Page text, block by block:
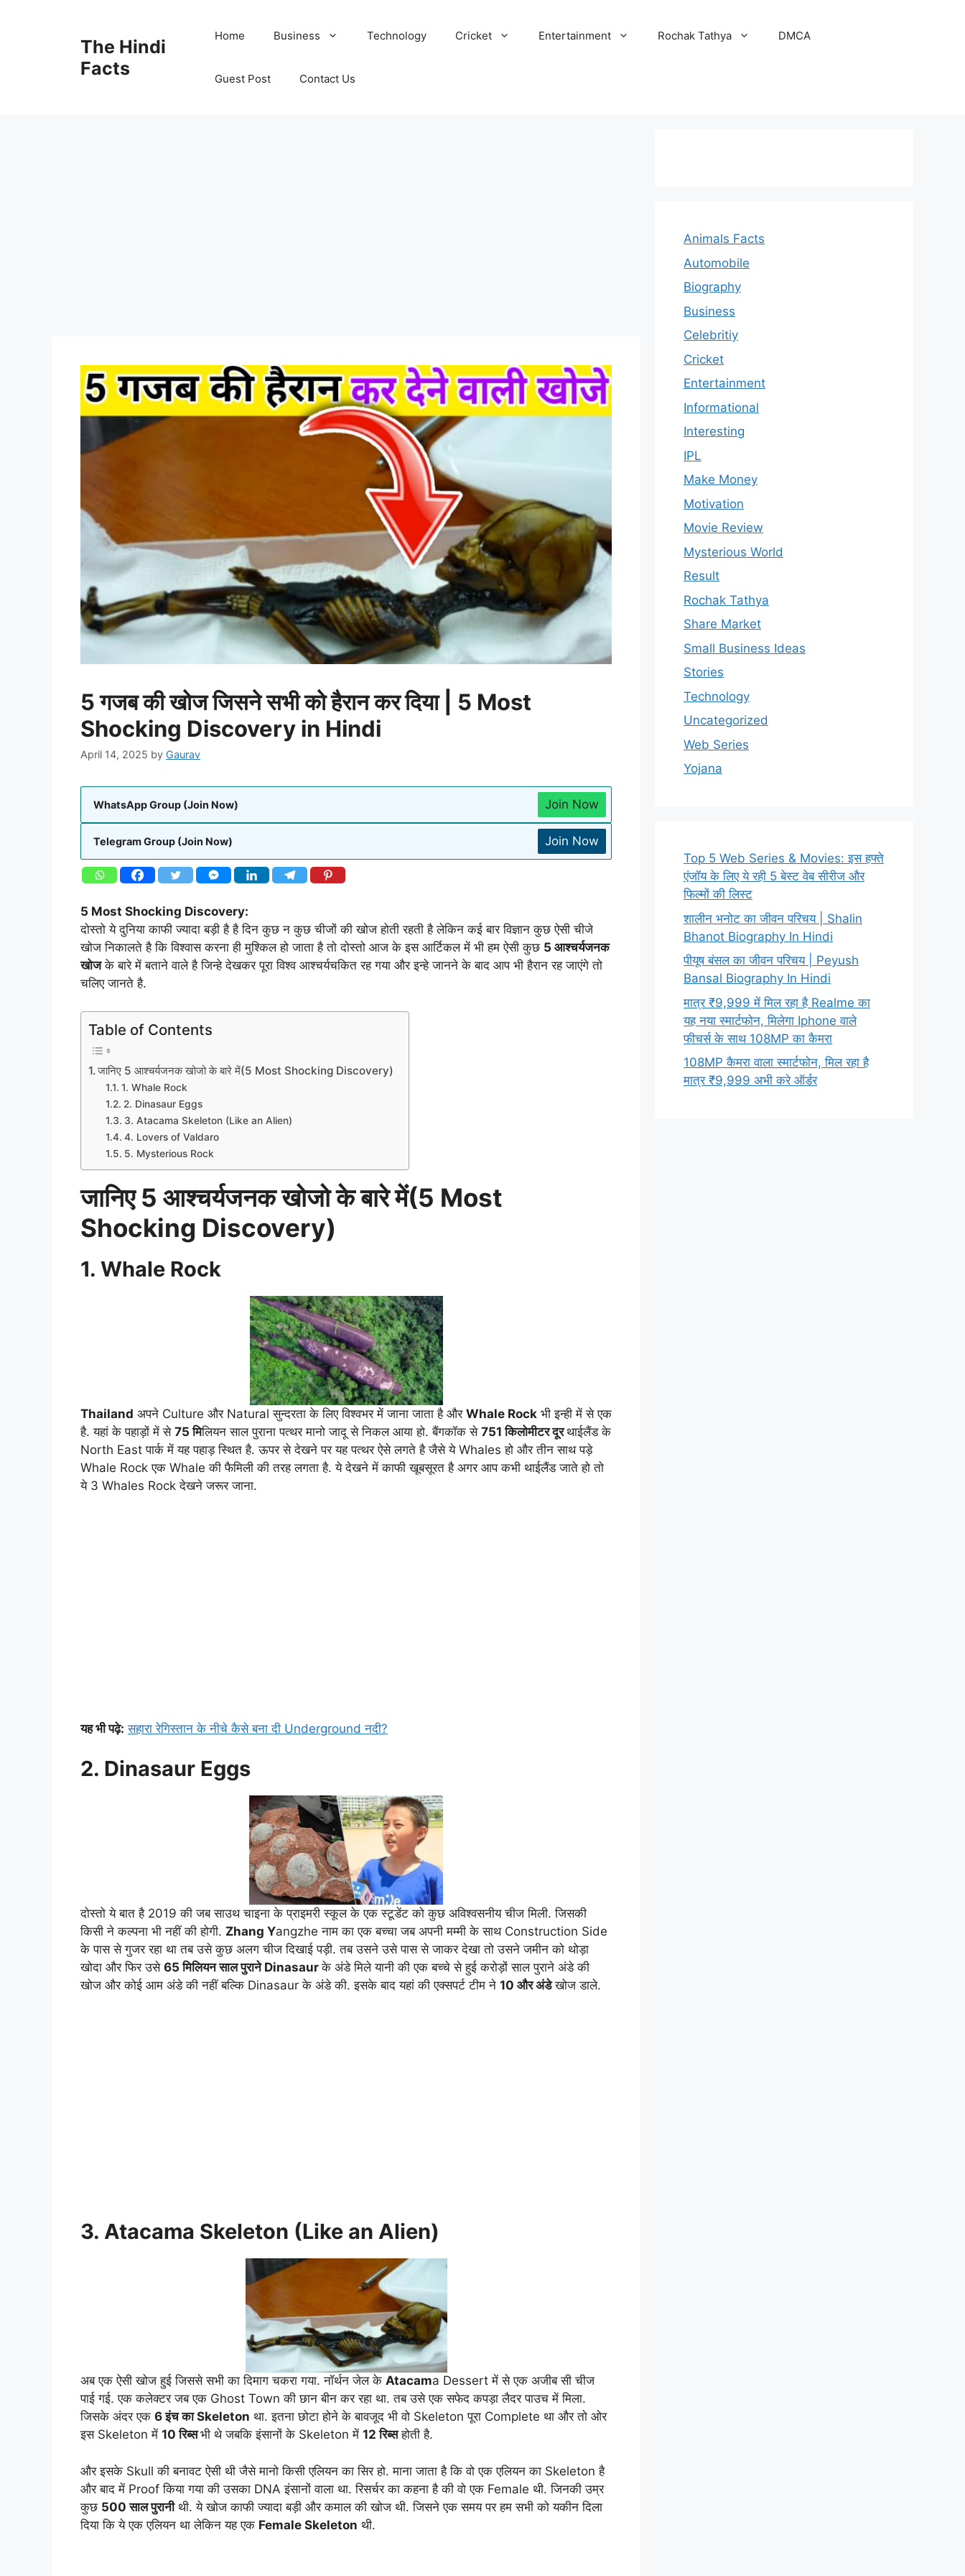
The Hindi
Facts
Home Business Technology Cricket Entertainment Rochak Tathya DMCA
Guest Post Contact Us
5 गजब की खोज जिसने सभी को हैरान कर दिया | 5 Most
Shocking Discovery in Hindi
April 14, 2025 by Gaurav
WhatsApp Group (Join Now) Join Now
Telegram Group (Join Now) Join Now
5 Most Shocking Discovery:
दोस्तो ये दुनिया काफी ज्यादा बड़ी है है दिन कुछ न कुछ चीजों की खोज होती रहती है लेकिन कई बार विज्ञान कुछ ऐसी चीजे
खोज निकालते है कि विश्वास करना ही मुश्किल हो जाता है तो दोस्तो आज के इस आर्टिकल में भी हम ऐसी कुछ 5 आश्चर्यजनक
खोजके बारे में बताने वाले है जिन्हे देखकर पूरा विश्व आश्चर्यचकित रह गया और इन्हे जानने के बाद आप भी हैरान रह जाएंगे तो
चलिए जानते है.
Table of Contents
जानिए 5 आश्चर्यजनक खोजो के बारे में(5 Most Shocking Discovery)
1. Whale Rock
2. Dinasaur Eggs
3. Atacama Skeleton (Like an Alien)
4. Lovers of Valdaro
5. Mysterious Rock
जानिए 5 आश्चर्यजनक खोजो के बारे में(5 Most
Shocking Discovery)
1. Whale Rock
Thailand अपने Culture और Natural सुन्दरता के लिए विश्वभर में जाना जाता है और Whale Rock भी इन्ही में से एक
है. यहां के पहाड़ों में से 75 मिलियन साल पुराना पत्थर मानो जादू से निकल आया हो. बैंगकॉक से 751 किलोमीटर दूरथाईलैंड के
North East पार्क में यह पहाड़ स्थित है. ऊपर से देखने पर यह पत्थर ऐसे लगते है जैसे ये Whales हो और तीन साथ पड़े
Whale Rock एक Whale की फैमिली की तरह लगता है. ये देखने में काफी खूबसूरत है अगर आप कभी थाईलैंड जाते हो तो
ये 3 Whales Rock देखने जरूर जाना.
यह भी पढ़े: सहारा रेगिस्तान के नीचे कैसे बना दी Underground नदी?
2. Dinasaur Eggs
दोस्तो ये बात है 2019 की जब साउथ चाइना के प्राइमरी स्कूल के एक स्टूडेंट को कुछ अविश्वसनीय चीज मिली. जिसकी
किसी ने कल्पना भी नहीं की होगी. Zhang Yangzhe नाम का एक बच्चा जब अपनी मम्मी के साथ Construction Side
के पास से गुजर रहा था तब उसे कुछ अलग चीज दिखाई पड़ी. तब उसने उसे पास से जाकर देखा तो उसने जमीन को थोड़ा
खोदा और फिर उसे 65 मिलियन साल पुराने Dinasaurके अंडे मिले यानी की एक बच्चे से हुई करोड़ों साल पुराने अंडे की
खोज और कोई आम अंडे की नहीं बल्कि Dinasaur के अंडे की. इसके बाद यहां की एक्सपर्ट टीम ने 10 और अंडेखोज डाले.
3. Atacama Skeleton (Like an Alien)
अब एक ऐसी खोज हुई जिससे सभी का दिमाग चकरा गया. नॉर्थन जेल के Atacama Dessert में से एक अजीब सी चीज
पाई गई. एक कलेक्टर जब एक Ghost Town की छान बीन कर रहा था. तब उसे एक सफेद कपड़ा लैदर पाउच में मिला.
जिसके अंदर एक 6 इंच का Skeleton था. इतना छोटा होने के बावजूद भी वो Skeleton पूरा Complete था और तो ओर
इस Skeleton में 10 रिब्सभी थे जबकि इंसानों के Skeleton में 12 रिब्सहोती है.
और इसके Skull की बनावट ऐसी थी जैसे मानो किसी एलियन का सिर हो. माना जाता है कि वो एक एलियन का Skeleton है
और बाद में Proof किया गया की उसका DNA इंसानों वाला था. रिसर्चर का कहना है की वो एक Female थी. जिनकी उम्र
कुछ 500 साल पुरानीथी. ये खोज काफी ज्यादा बड़ी और कमाल की खोज थी. जिसने एक समय पर हम सभी को यकीन दिला
दिया कि ये एक एलियन था लेकिन यह एक Female Skeleton थी.
Animals Facts
Automobile
Biography
Business
Celebritiy
Cricket
Entertainment
Informational
Interesting
IPL
Make Money
Motivation
Movie Review
Mysterious World
Result
Rochak Tathya
Share Market
Small Business Ideas
Stories
Technology
Uncategorized
Web Series
Yojana
Top 5 Web Series & Movies: इस हफ्ते
एंजॉय के लिए ये रही 5 बेस्ट वेब सीरीज और
फिल्मों की लिस्ट
शालीन भनोट का जीवन परिचय | Shalin
Bhanot Biography In Hindi
पीयूष बंसल का जीवन परिचय | Peyush
Bansal Biography In Hindi
मात्र ₹9,999 में मिल रहा है Realme का
यह नया स्मार्टफोन, मिलेगा Iphone वाले
फीचर्स के साथ 108MP का कैमरा
108MP कैमरा वाला स्मार्टफोन, मिल रहा है
मात्र ₹9,999 अभी करे ऑर्डर